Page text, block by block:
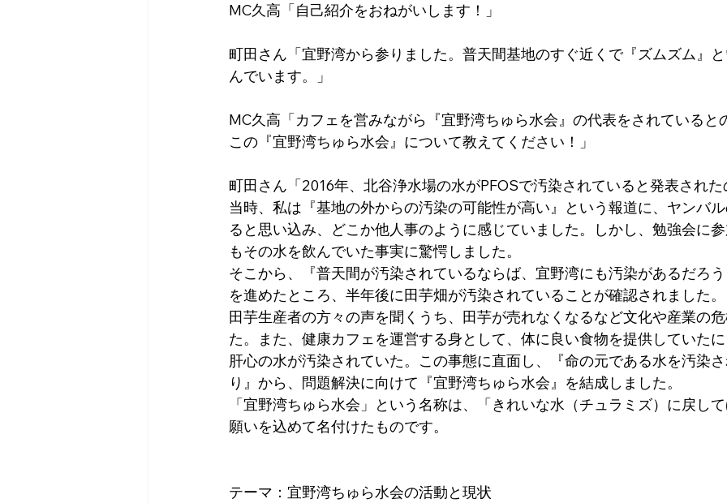
MC久高「自己紹介をおねがいします！」
町田さん「宜野湾から参りました。普天間基地のすぐ近くで『ズムズム』
んでいます。」
MC久高「カフェを営みながら『宜野湾ちゅら水会』の代表をされていると
この『宜野湾ちゅら水会』について教えてください！」
町田さん「2016年、北谷浄水場の水がPFOSで汚染されていると発表された
当時、私は『基地の外からの汚染の可能性が高い』という報道に、ヤンバ
ると思い込み、どこか他人事のように感じていました。しかし、勉強会に
もその水を飲んでいた事実に驚愕しました。
そこから、『普天間が汚染されているならば、宜野湾にも汚染があるだろ
を進めたところ、半年後に田芋畑が汚染されていることが確認されました。
田芋生産者の方々の声を聞くうち、田芋が売れなくなるなど文化や産業の
た。また、健康カフェを運営する身として、体に良い食物を提供していたに
肝心の水が汚染されていた。この事態に直面し、『命の元である水を汚染
り』から、問題解決に向けて『宜野湾ちゅら水会』を結成しました。
「宜野湾ちゅら水会」という名称は、「きれいな水（チュラミズ）に戻し
願いを込めて名付けたものです。
テーマ：宜野湾ちゅら水会の活動と現状